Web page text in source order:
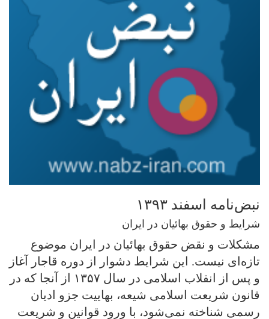
نبض‌نامه اسفند ۱۳۹۳
شرایط و حقوق بهائیان در ایران
مشکلات و نقض حقوق بهائیان در ایران موضوع
تازه‌ای نیست. این شرایط دشوار از دوره قاجار آغاز
و پس از انقلاب اسلامی در سال ۱۳۵۷ از آنجا که در
قانون شریعت اسلامی شیعه، بهاییت جزو ادیان
رسمی شناخته نمی‌شود، با ورود قوانین و شریعت